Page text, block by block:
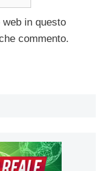
in questo
commento.